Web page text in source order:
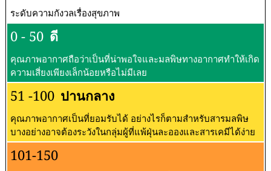
ระดับความกังวลเรื่องสุขภาพ
0 - 50 ดี
คุณภาพอากาศถือว่าเป็นที่น่าพอใจและมลพิษทางอากาศทำให้เกิด
ความเสี่ยงเพียงเล็กน้อยหรือไม่มีเลย
51 -100 ปานกลาง
คุณภาพอากาศเป็นที่ยอมรับได้ อย่างไรก็ตามสำหรับสารมลพิษ
บางอย่างอาจต้องระวังในกลุ่มผู้ที่แพ้ฝุ่นละอองและสารเคมีได้ง่าย
101-150